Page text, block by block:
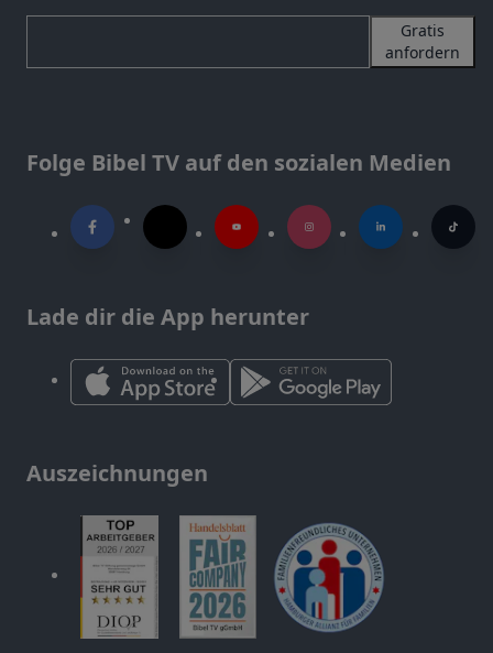
Gratis
anfordern
Folge Bibel TV auf den sozialen Medien
Lade dir die App herunter
Auszeichnungen